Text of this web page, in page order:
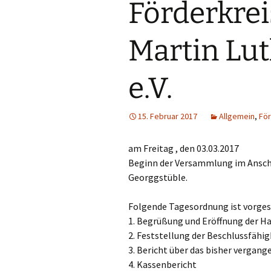
Leiter
Vorstände Sonstige
Martin
e.V.
15. Februar 2017 Allgemein,
am Freitag , den 03.03.2017
Beginn der Versammlung im
Georggstüble.
Folgende Tagesordnung ist
1. Begrüßung und Eröffnung der
2. Feststellung der
3. Bericht über das bisher
4. Kassenbericht